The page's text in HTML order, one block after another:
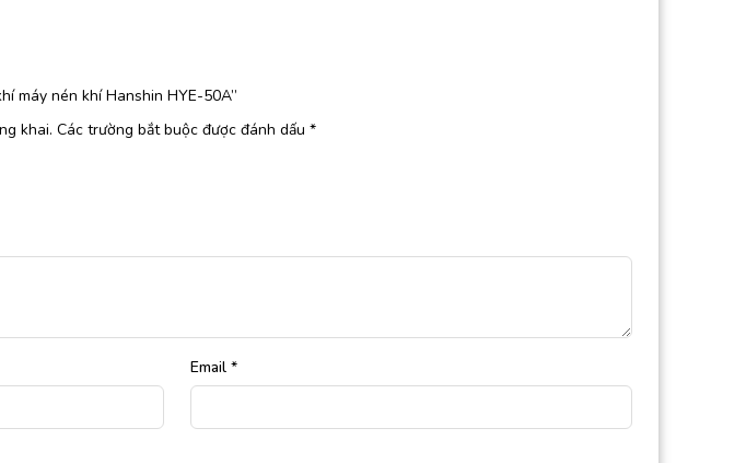
máy nén khí Hanshin HYE-50A”
khai. Các trường bắt buộc được đánh dấu *
Email *